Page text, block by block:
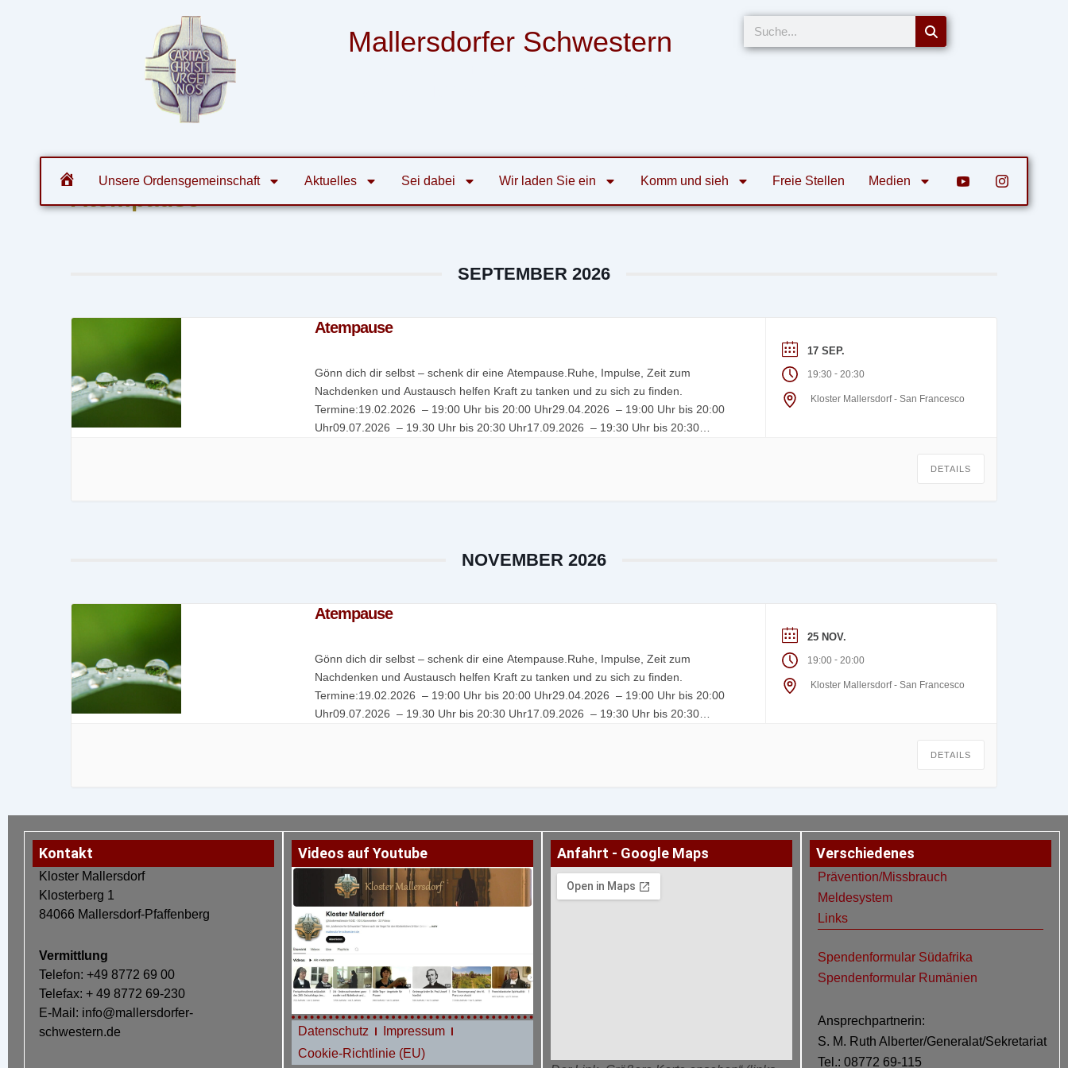
Mallersdorfer Schwestern
Suche
Unsere Ordensgemeinschaft Aktuelles Sei dabei Wir laden Sie ein Komm und sieh Freie Stellen Medien
Atempause
SEPTEMBER 2026
Atempause
Gönn dich dir selbst – schenk dir eine Atempause.Ruhe, Impulse, Zeit zum
Nachdenken und Austausch helfen Kraft zu tanken und zu sich zu finden.
Termine:19.02.2026 – 19:00 Uhr bis 20:00 Uhr29.04.2026 – 19:00 Uhr bis 20:00
Uhr09.07.2026 – 19.30 Uhr bis 20:30 Uhr17.09.2026 – 19:30 Uhr bis 20:30
17 SEP.
19:30 - 20:30
Kloster Mallersdorf - San Francesco
DETAILS
NOVEMBER 2026
Atempause
Gönn dich dir selbst – schenk dir eine Atempause.Ruhe, Impulse, Zeit zum
Nachdenken und Austausch helfen Kraft zu tanken und zu sich zu finden.
Termine:19.02.2026 – 19:00 Uhr bis 20:00 Uhr29.04.2026 – 19:00 Uhr bis 20:00
Uhr09.07.2026 – 19.30 Uhr bis 20:30 Uhr17.09.2026 – 19:30 Uhr bis 20:30
25 NOV.
19:00 - 20:00
Kloster Mallersdorf - San Francesco
DETAILS
Kontakt
Kloster Mallersdorf
Klosterberg 1
84066 Mallersdorf-Pfaffenberg
Vermittlung
Telefon: +49 8772 69 00
Telefax: + 49 8772 69-230
E-Mail: info@mallersdorfer-
schwestern.de
Videos auf Youtube
Datenschutz
Impressum
Cookie-Richtlinie (EU)
Anfahrt - Google Maps Verschiedenes
Prävention/Missbrauch
Meldesystem
Links
Spendenformular Südafrika
Spendenformular Rumänien
Ansprechpartnerin:
S. M. Ruth Alberter/Generalat/Sekretariat
Tel.: 08772 69-115